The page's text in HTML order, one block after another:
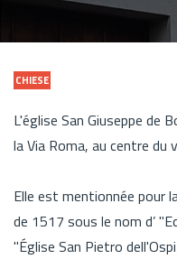
CHIESE
L'église San Giuseppe de
la Via Roma, au centre du
Elle est mentionnée pour
de 1517 sous le nom d’
"Église San Pietro